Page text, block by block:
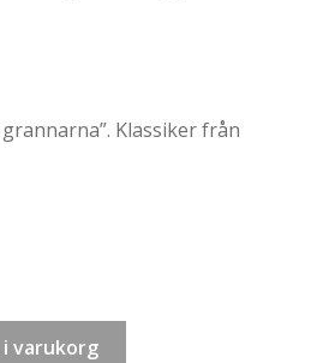
Klassiker från
varukorg